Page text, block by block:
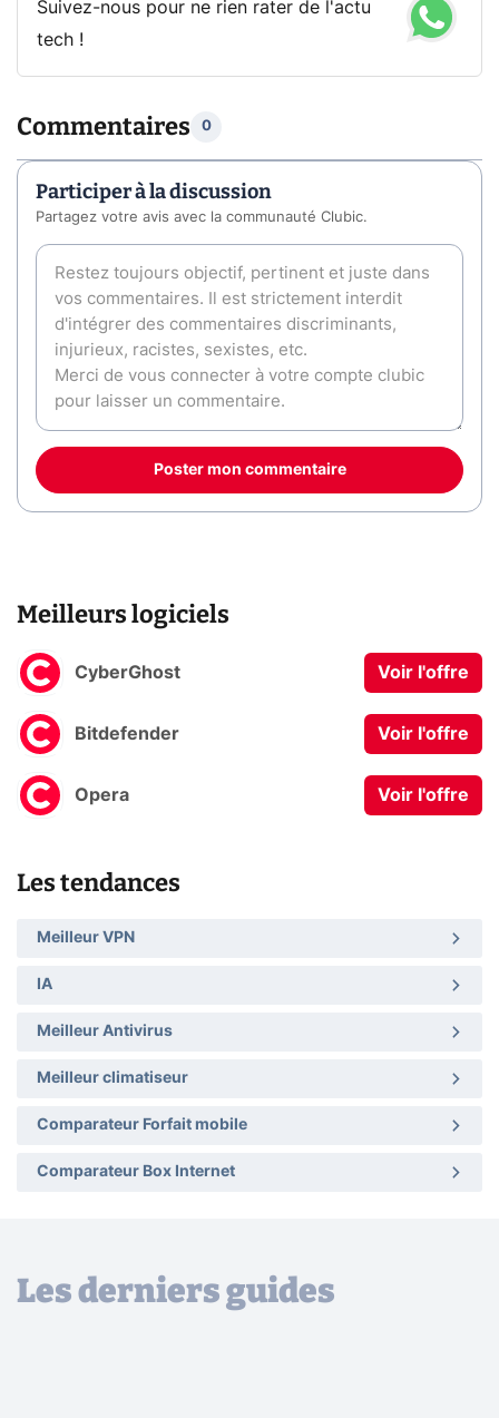
Suivez-nous pour ne rien rater de l'actu
tech !
Commentaires 0
Participer à la discussion
Partagez votre avis avec la communauté Clubic.
Poster mon commentaire
Meilleurs logiciels
CyberGhost Voir l'offre
Bitdefender Voir l'offre
Opera Voir l'offre
Les tendances
Meilleur VPN
IA
Meilleur Antivirus
Meilleur climatiseur
Comparateur Forfait mobile
Comparateur Box Internet
Les derniers guides